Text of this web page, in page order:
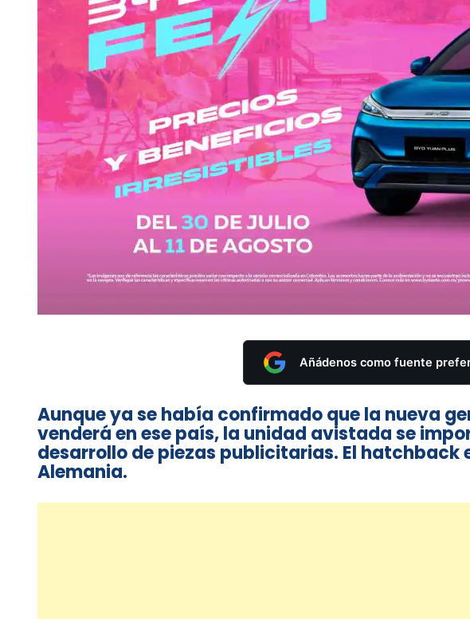
Añádenos como fuente
Aunque ya se había confirmado que la nueva
venderá en ese país, la unidad avistada se
desarrollo de piezas publicitarias. El hatchback
Alemania.